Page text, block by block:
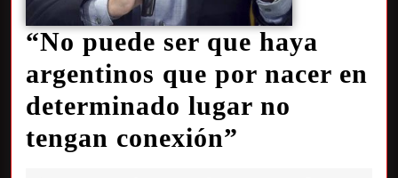
“No puede ser que haya
argentinos que por nacer en
determinado lugar no
tengan conexión”